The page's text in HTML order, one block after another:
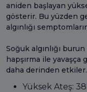
aniden başlayan
gösterir. Bu yüzden
algınlığı
Soğuk algınlığı burun
hapşırma ile
daha derinden
Yüksek Ateş: